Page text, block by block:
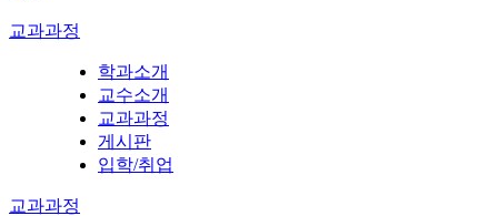
교과과정
학과소개
교수소개
교과과정
게시판
입학/취업
교과과정